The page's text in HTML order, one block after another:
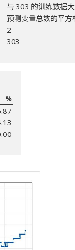
与 303 的训练数据
预测变量总数的平方
2
303
%